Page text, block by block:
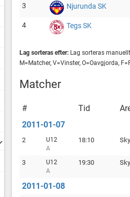
3 Njurunda SK
4 Tegs SK
Lag sorteras efter: Lag sorteras
M=Matcher, V=Vinster, O=Oavgjorda,
Matcher
# Tid
2011-01-07
2
U12
A
18:10
3
U12
A
19:30
2011-01-08